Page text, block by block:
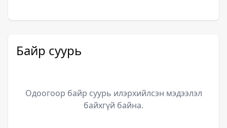
Байр суурь
Одоогоор байр суурь илэрхийлсэн мэдээлэл
байхгүй байна.